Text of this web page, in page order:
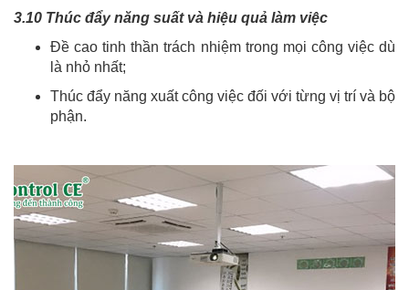
3.10 Thúc đẩy năng suất và hiệu quả làm việc
Đề cao tinh thần trách nhiệm trong mọi công việc dù
là nhỏ nhất;
Thúc đẩy năng xuất công việc đối với từng vị trí và bộ
phận.